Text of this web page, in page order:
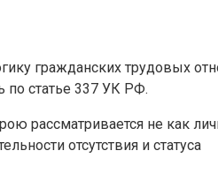
гражданских трудовых
по статье 337 УК РФ.
рассматривается не как
отсутствия и статуса